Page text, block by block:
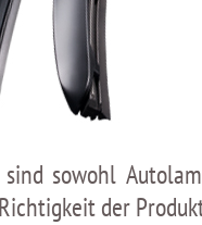
sind sowohl
der